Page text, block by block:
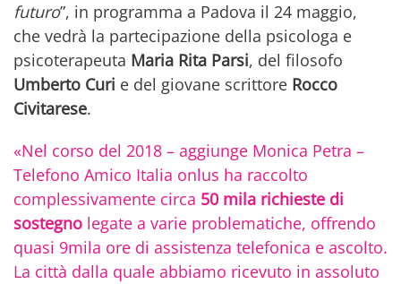
futuro”, in programma a Padova il 24 maggio,
che vedrà la partecipazione della psicologa e
psicoterapeuta Maria Rita Parsi, del filosofo
Umberto Curi e del giovane scrittore Rocco
Civitarese.
«Nel corso del 2018 – aggiunge Monica Petra –
Telefono Amico Italia onlus ha raccolto
complessivamente circa 50 mila richieste di
sostegno legate a varie problematiche, offrendo
quasi 9mila ore di assistenza telefonica e ascolto.
La città dalla quale abbiamo ricevuto in assoluto